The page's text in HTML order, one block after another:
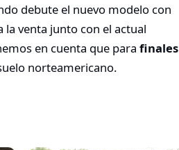
debute el nuevo modelo con
venta junto con el actual
en cuenta que para finales
norteamericano.